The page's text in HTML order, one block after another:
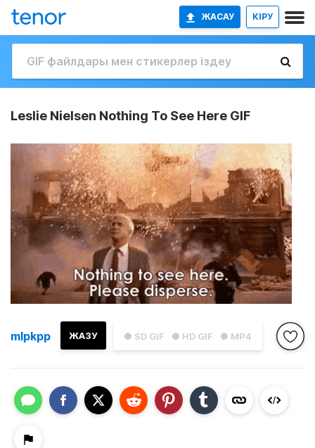
ЖАСАУ КІРУ
Leslie Nielsen Nothing To See Here GIF
● SD GIF ● HD GIF ● MP4
ЖАЗУ
mlpkpp